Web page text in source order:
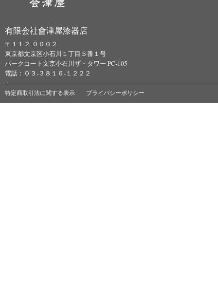
有限会社會津屋漆器店
〒１１２-０００２
東京都文京区小石川１丁目５番１号
パークコート文京小石川ザ・タワー PC-105
電話：０３-３８１６-１２２２
特定商取引法に関する表示 プライバシーポリシー